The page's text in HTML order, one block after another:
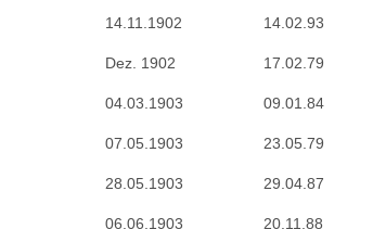
14.11.1902 14.02.93
Dez. 1902 17.02.79
04.03.1903 09.01.84
07.05.1903 23.05.79
28.05.1903 29.04.87
06.06.1903 20.11.88